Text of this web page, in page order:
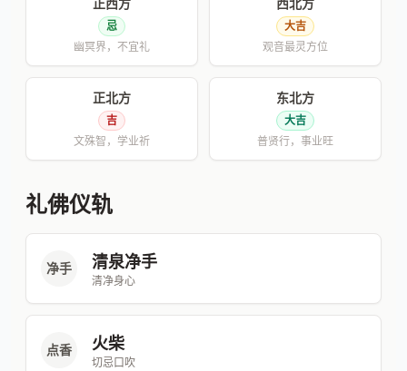
忌
幽冥界，不宜礼
大吉
观音最灵方位
正北方
吉
文殊智，学业祈
东北方
大吉
普贤行，事业旺
礼佛仪轨
净手 清泉净手
清净身心
点香 火柴
切忌口吹